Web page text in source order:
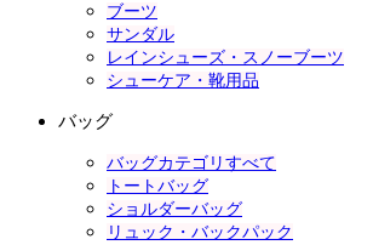
ブーツ
サンダル
レインシューズ・スノーブーツ
シューケア・靴用品
バッグ
バッグカテゴリすべて
トートバッグ
ショルダーバッグ
リュック・バックパック